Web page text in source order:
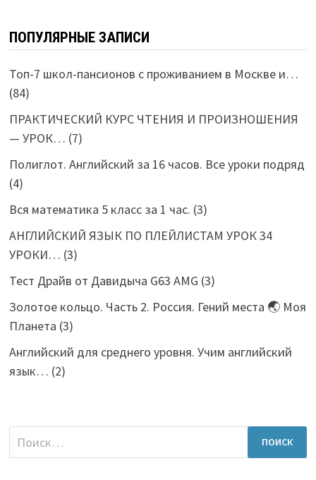
ПОПУЛЯРНЫЕ ЗАПИСИ
Топ-7 школ-пансионов с проживанием в Москве и…
(84)
ПРАКТИЧЕСКИЙ КУРС ЧТЕНИЯ И ПРОИЗНОШЕНИЯ
— УРОК… (7)
Полиглот. Английский за 16 часов. Все уроки подряд
(4)
Вся математика 5 класс за 1 час. (3)
АНГЛИЙСКИЙ ЯЗЫК ПО ПЛЕЙЛИСТАМ УРОК 34
УРОКИ… (3)
Тест Драйв от Давидыча G63 AMG (3)
Золотое кольцо. Часть 2. Россия. Гений места 🌏 Моя
Планета (3)
Английский для среднего уровня. Учим английский
язык… (2)
Найти: